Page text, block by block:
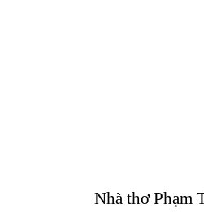
Nhà thơ Phạm